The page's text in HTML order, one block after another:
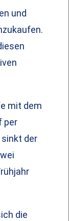
und
mit dem
per
sinkt der
die